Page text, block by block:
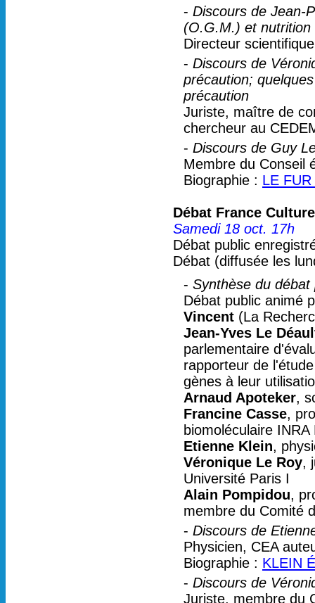
- Discours de Jean-
(O.G.M.) et nutrition
Directeur
- Discours de
précaution;
précaution
Juriste, maître de
chercheur au
- Discours de Guy
Membre du Conseil
Biographie : LE
Débat France
Samedi 18 oct. 17h
Débat public
Débat (diffusée les
- Synthèse du débat
Débat public animé
Vincent (La
Jean-Yves Le
parlementaire
rapporteur de
gènes à leur
Arnaud Apoteker,
Francine Casse,
biomoléculaire
Etienne Klein,
Véronique Le Roy,
Université Paris I
Alain Pompidou,
membre du Comité
- Discours de
Physicien, CEA
Biographie : KLEIN
- Discours de
Juriste, membre du